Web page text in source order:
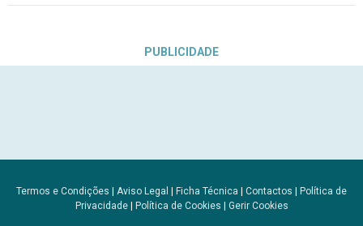
PUBLICIDADE
Termos e Condições | Aviso Legal | Ficha Técnica | Contactos | Política de
Privacidade| Política de Cookies | Gerir Cookies